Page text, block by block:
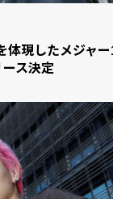
体現したメジャ
ス決定